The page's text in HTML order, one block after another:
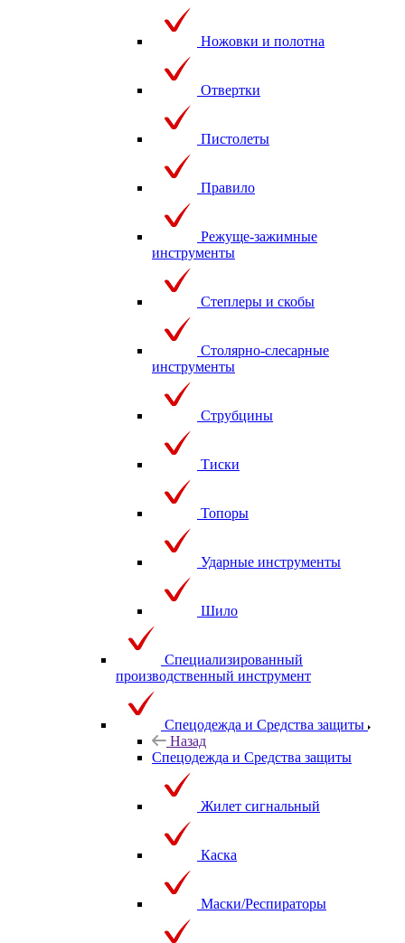
Ножовки и полотна
Отвертки
Пистолеты
Правило
Режуще-зажимные
инструменты
Степлеры и скобы
Столярно-слесарные
инструменты
Струбцины
Тиски
Топоры
Ударные инструменты
Шило
Специализированный
производственный инструмент
Спецодежда и Средства защиты
Назад
Спецодежда и Средства защиты
Жилет сигнальный
Каска
Маски/Респираторы